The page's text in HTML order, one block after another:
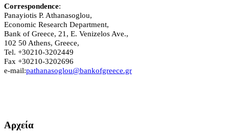
Correspondence:
Panayiotis P. Athanasoglou,
Economic Research Department,
Bank of Greece, 21, E. Venizelos Ave.,
102 50 Athens, Greece,
Tel. +30210-3202449
Fax +30210-3202696
e-mail:pathanasoglou@bankofgreece.gr
Αρχεία